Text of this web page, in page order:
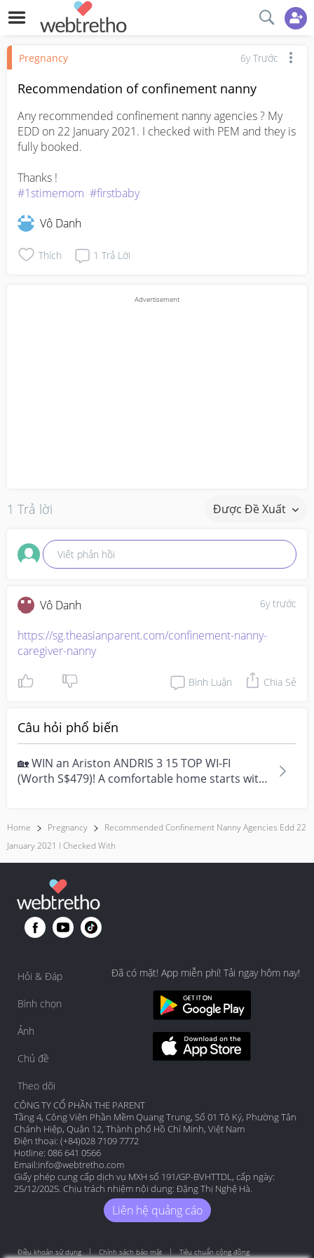
Pregnancy 6y Trước
Recommendation of confinement nanny
Any recommended confinement nanny agencies ? My
EDD on 22 January 2021. I checked with PEM and they is
fully booked.
#1stimemom #firstbaby
Vô Danh
Thích 1 Trả Lời
1 Trả lời Được Đề Xuất
Viết phản hồi
6y trước
Vô Danh
https://sg.theasianparent.com/confinement-nanny-
caregiver-nanny
Bình Luận Chia Sẻ
Câu hỏi phổ biến
🏡 WIN an Ariston ANDRIS 3 15 TOP WI-FI
(Worth S$479)! A comfortable home starts with
Home Pregnancy
Recommended Confinement Nanny Agencies Edd 22
January 2021 I Checked With
Hỏi & Đáp
Bình chọn
Ảnh
Chủ đề
Theo dõi
Đã có mặt! App miễn phí! Tải ngay hôm nay!
CÔNG TY CỔ PHẦN THE PARENT
Tầng 4, Công Viên Phần Mềm Quang Trung, Số 01 Tô Ký, Phường Tân
Chánh Hiệp, Quận 12, Thành phố Hồ Chí Minh, Việt Nam
Điện thoại: (+84)028 7109 7772
Hotline: 086 641 0566
Email:info@webtretho.com
Giấy phép cung cấp dịch vụ MXH số 191/GP-BVHTTDL, cấp ngày:
25/12/2025. Chịu trách nhiệm nội dung: Đặng Thị Nghệ Hà.
Liên hệ quảng cáo
Điều khoản sử dụng Chính sách bảo mật Tiêu chuẩn cộng đồng